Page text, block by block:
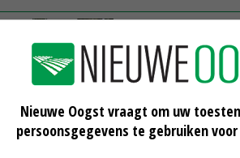
landbouwshow
11-08-2017
Hittestress leidt tot
vruchtbaar kalf
31-07-2017
Nieuwe Oogst vraagt om uw
persoonsgegevens te gebruiken